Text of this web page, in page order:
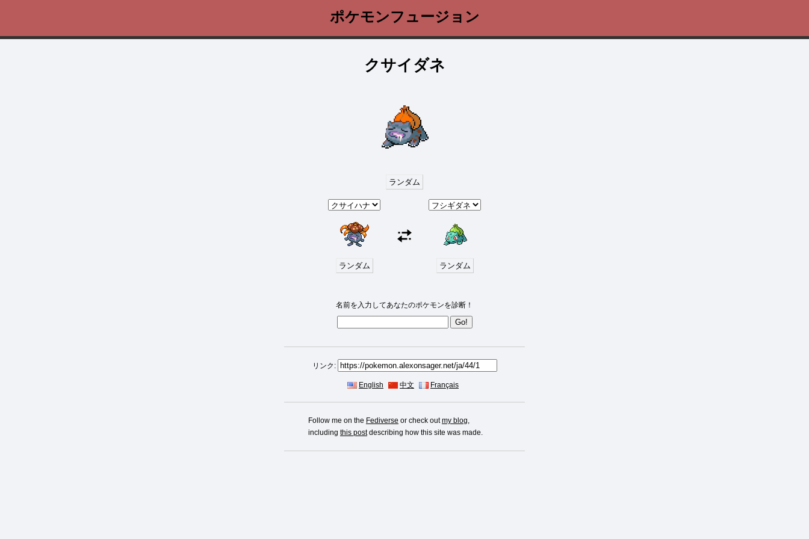
ポケモンフュージョン
クサイダネ
ランダム
ランダム ランダム
名前を入力してあなたのポケモンを診断！
リンク:
English 中文 Français
Follow me on the Fediverse or check outmy blog,
including this postdescribing how this site was made.